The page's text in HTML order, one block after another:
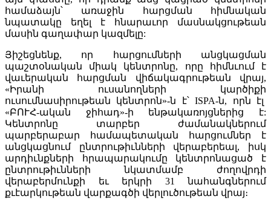
համաձայն՝ առաջին հարցման հիմնական
նպատակը եղել է հնարաւոր մասնակցութեան
մասին գաղափար կազմելը:
Յիշեցնենք, որ հարցումների անցկացման
պաշտօնական միակ կենտրոնը, որը հիմնւում է
վաւերական հարցման վիճակագրութեան վրայ,
«Իրանի ուսանողների կարծիքի
ուսումնասիրութեան կենտրոն»-ն է՝ ISPA-ն, որն էլ
«ԲՈՒՀ-ական ջիհադ»-ի ենթակառոյցներից է:
Կենտրոնը տարբեր ժամանակներում
պարբերաբար համապետական հարցումներ է
անցկացնում ընտրութիւնների վերաբերեալ, իսկ
արդիւնքների հրապարակումը կենտրոնացած է
ընտրութիւնների նկատմամբ ժողովրդի
վերաբերմունքի եւ երկրի 31 նահանգներում
քւէարկութեան վարքագծի վերլուծութեան վրայ։